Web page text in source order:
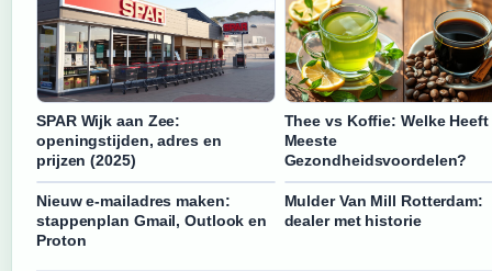
SPAR Wijk aan Zee:
openingstijden, adres en
prijzen (2025)
Thee vs Koffie: Welke Heeft
Meeste
Gezondheidsvoordelen?
Nieuw e-mailadres maken:
stappenplan Gmail, Outlook en
Proton
Mulder Van Mill Rotterdam:
dealer met historie